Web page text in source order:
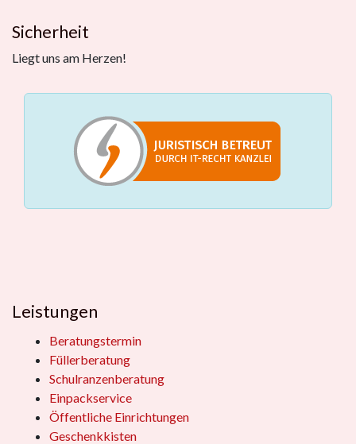
Sicherheit
Liegt uns am Herzen!
Leistungen
Beratungstermin
Füllerberatung
Schulranzenberatung
Einpackservice
Öffentliche Einrichtungen
Geschenkkisten